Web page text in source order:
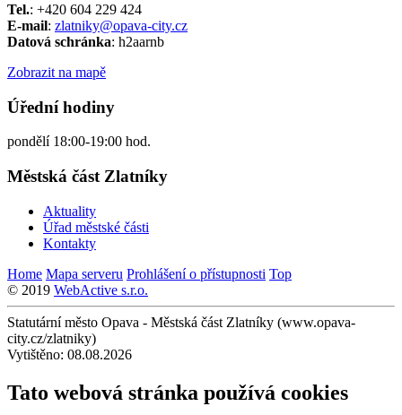
Tel.: +420 604 229 424
E-mail: zlatniky@opava-city.cz
Datová schránka: h2aarnb
Zobrazit na mapě
Úřední hodiny
pondělí 18:00-19:00 hod.
Městská část Zlatníky
Aktuality
Úřad městské části
Kontakty
Home Mapa serveru Prohlášení o přístupnosti Top
© 2019 WebActive s.r.o.
Statutární město Opava - Městská část Zlatníky (www.opava-
city.cz/zlatniky)
Vytištěno: 08.08.2026
Tato webová stránka používá cookies